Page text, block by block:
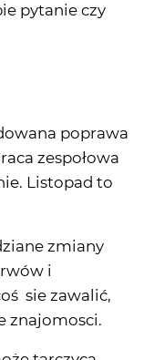
pytanie czy
poprawa
zespołowa
Listopad to
zmiany
i
sie zawalić,
znajomosci.